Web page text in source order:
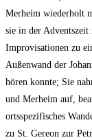
Merheim wiederholt
sie in der
Improvisationen zu
Außenwand der
hören konnte; Sie
und Merheim auf,
ortsspezifisches
zu St. Gereon zur